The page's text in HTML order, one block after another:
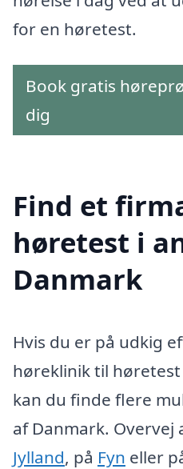
for en høretest.
Book gratis
dig
Find et
høretest i
Danmark
Hvis du er på udkig
høreklinik til
kan du finde flere
af Danmark. Overvej
Jylland, på Fyn eller